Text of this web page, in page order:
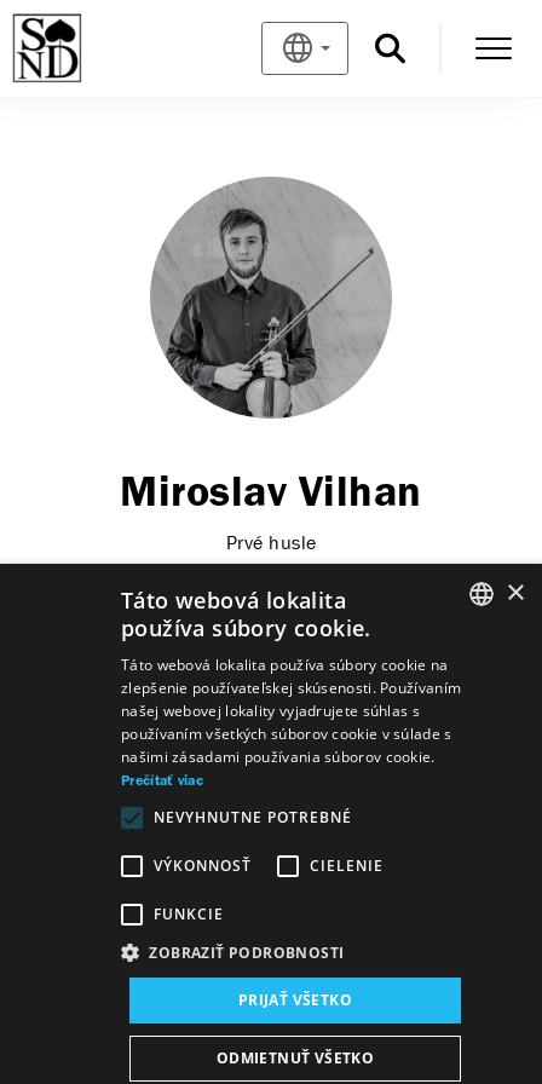
Miroslav Vilhan
Prvé husle
Predstavenia
PUŠKIN: METELICA
Mapa stránok VOP
Vyhlásenie o prístupnosti
Osobné údaje Wezeo
×
Táto webová lokalita
používa súbory cookie.
Táto webová lokalita používa súbory cookie na
zlepšenie používateľskej skúsenosti. Používaním
našej webovej lokality vyjadrujete súhlas s
používaním všetkých súborov cookie v súlade s
našimi zásadami používania súborov cookie.
Prečítať viac
NEVYHNUTNE POTREBNÉ
VÝKONNOSŤ CIELENIE
FUNKCIE
ZOBRAZIŤ PODROBNOSTI
PRIJAŤ VŠETKO
ODMIETNUŤ VŠETKO